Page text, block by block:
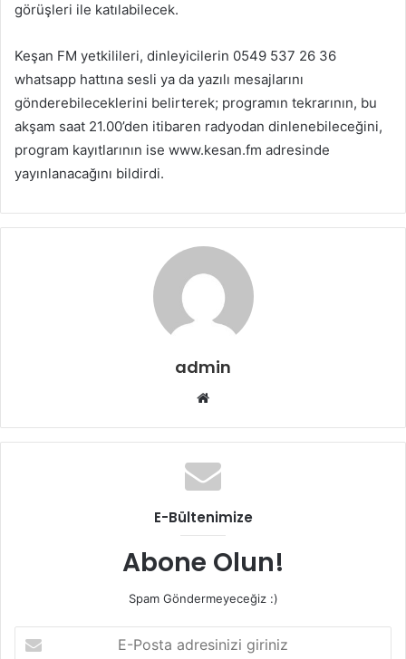
görüşleri ile katılabilecek.
Keşan FM yetkilileri, dinleyicilerin 0549 537 26 36
whatsapp hattına sesli ya da yazılı mesajlarını
gönderebileceklerini belirterek; programın tekrarının, bu
akşam saat 21.00’den itibaren radyodan dinlenebileceğini,
program kayıtlarının ise www.kesan.fm adresinde
yayınlanacağını bildirdi.
admin
Web
E-Bültenimize
Abone Olun!
Spam Göndermeyeceğiz :)
Posta